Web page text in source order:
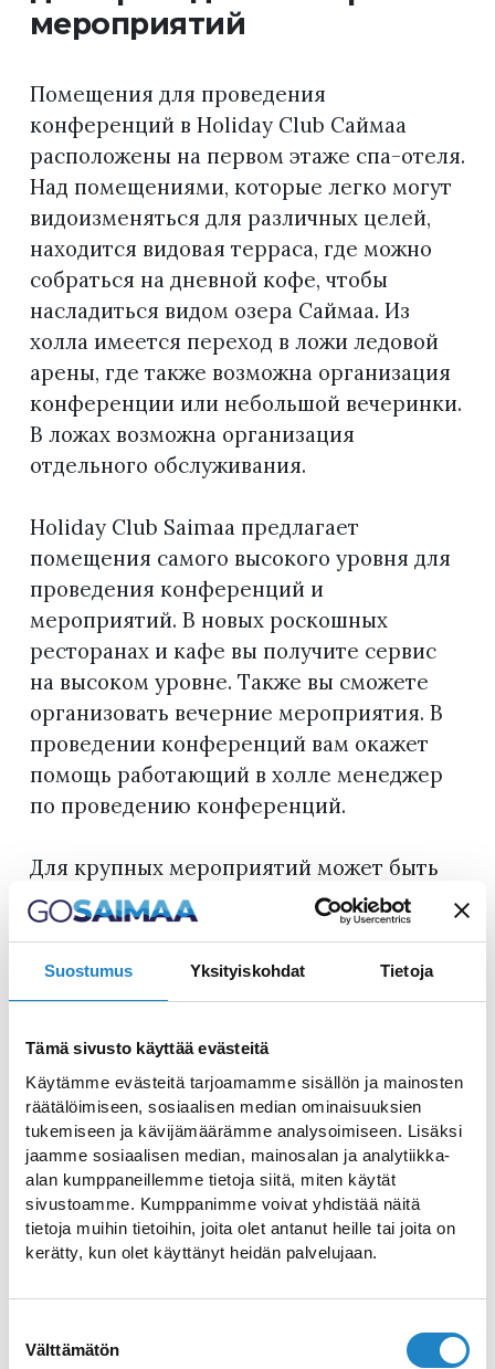
Suostumus Yksityiskohdat Tietoja
Tämä sivusto käyttää evästeitä
Käytämme evästeitä tarjoamamme sisällön ja mainosten
räätälöimiseen, sosiaalisen median ominaisuuksien
tukemiseen ja kävijämäärämme analysoimiseen. Lisäksi
jaamme sosiaalisen median, mainosalan ja analytiikka-
alan kumppaneillemme tietoja siitä, miten käytät
sivustoamme. Kumppanimme voivat yhdistää näitä
tietoja muihin tietoihin, joita olet antanut heille tai joita on
kerätty, kun olet käyttänyt heidän palvelujaan.
valinta
Välttämätön
мероприятий
Помещения для проведения
конференций в Holiday Club Саймаа
расположены на первом этаже спа-отеля.
Над помещениями, которые легко могут
видоизменяться для различных целей,
находится видовая терраса, где можно
собраться на дневной кофе, чтобы
насладиться видом озера Саймаа. Из
холла имеется переход в ложи ледовой
арены, где также возможна организация
конференции или небольшой вечеринки.
В ложах возможна организация
отдельного обслуживания.
Holiday Club Saimaa предлагает
помещения самого высокого уровня для
проведения конференций и
мероприятий. В новых роскошных
ресторанах и кафе вы получите сервис
на высоком уровне. Также вы сможете
организовать вечерние мероприятия. В
проведении конференций вам окажет
помощь работающий в холле менеджер
по проведению конференций.
Для крупных мероприятий может быть
использована ледовый арена или её
часть, со льдом или без него.
Многофункциональное помещение
почти 1 750 гостей
Если Вы ищете место для проведения
свадьбы, дня рождения, семейного
мероприятия или любого другого
события, Вы на правильном пути. Мы
предложим Вам все необходимое для
организации незабываемого и успешного
мероприятия: помещения, подходящие
выпускников до концерта,